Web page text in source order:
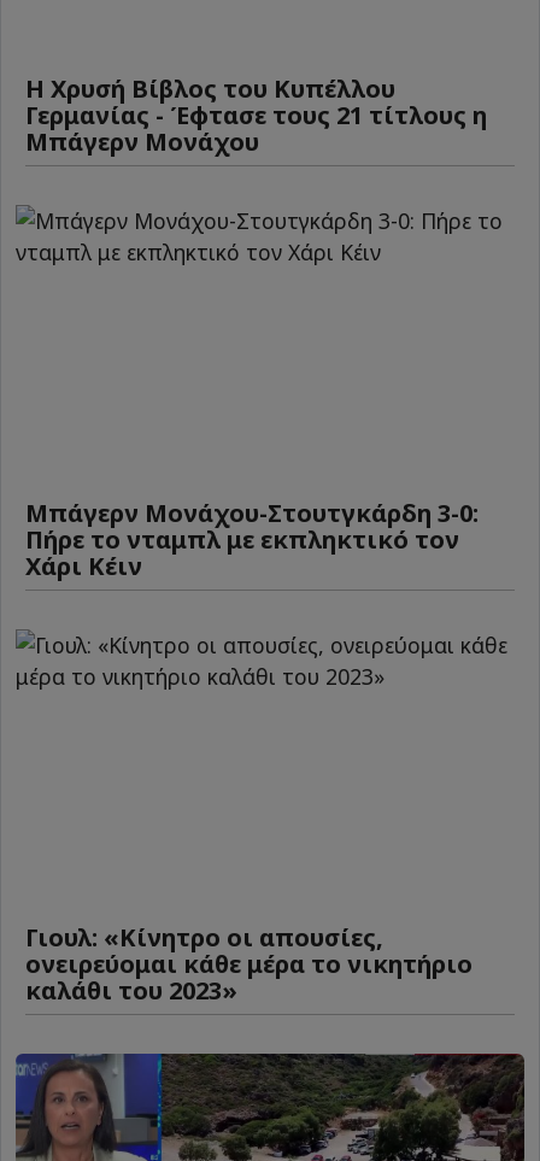
Η Χρυσή Βίβλος του Κυπέλλου
Γερμανίας - Έφτασε τους 21 τίτλους η
Μπάγερν Μονάχου
Μπάγερν Μονάχου-Στουτγκάρδη 3-0:
Πήρε το νταμπλ με εκπληκτικό τον
Χάρι Κέιν
Γιουλ: «Κίνητρο οι απουσίες,
ονειρεύομαι κάθε μέρα το νικητήριο
καλάθι του 2023»